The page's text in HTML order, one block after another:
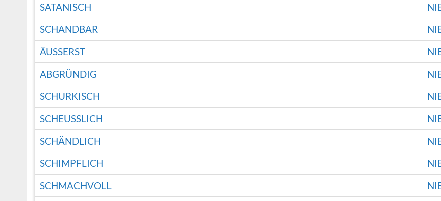
SATANISCH
SCHANDBAR
ÄUSSERST
ABGRÜNDIG
SCHURKISCH
SCHEUSSLICH
SCHÄNDLICH
SCHIMPFLICH
SCHMACHVOLL